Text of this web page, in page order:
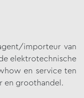
importeur van
elektrotechnische
en service ten
en groothandel.